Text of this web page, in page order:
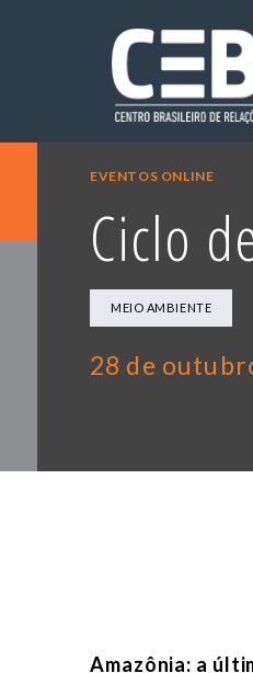
EVENTOS ONLINE
Ciclo
MEIO AMBIENTE
28 de
Amazônia: a